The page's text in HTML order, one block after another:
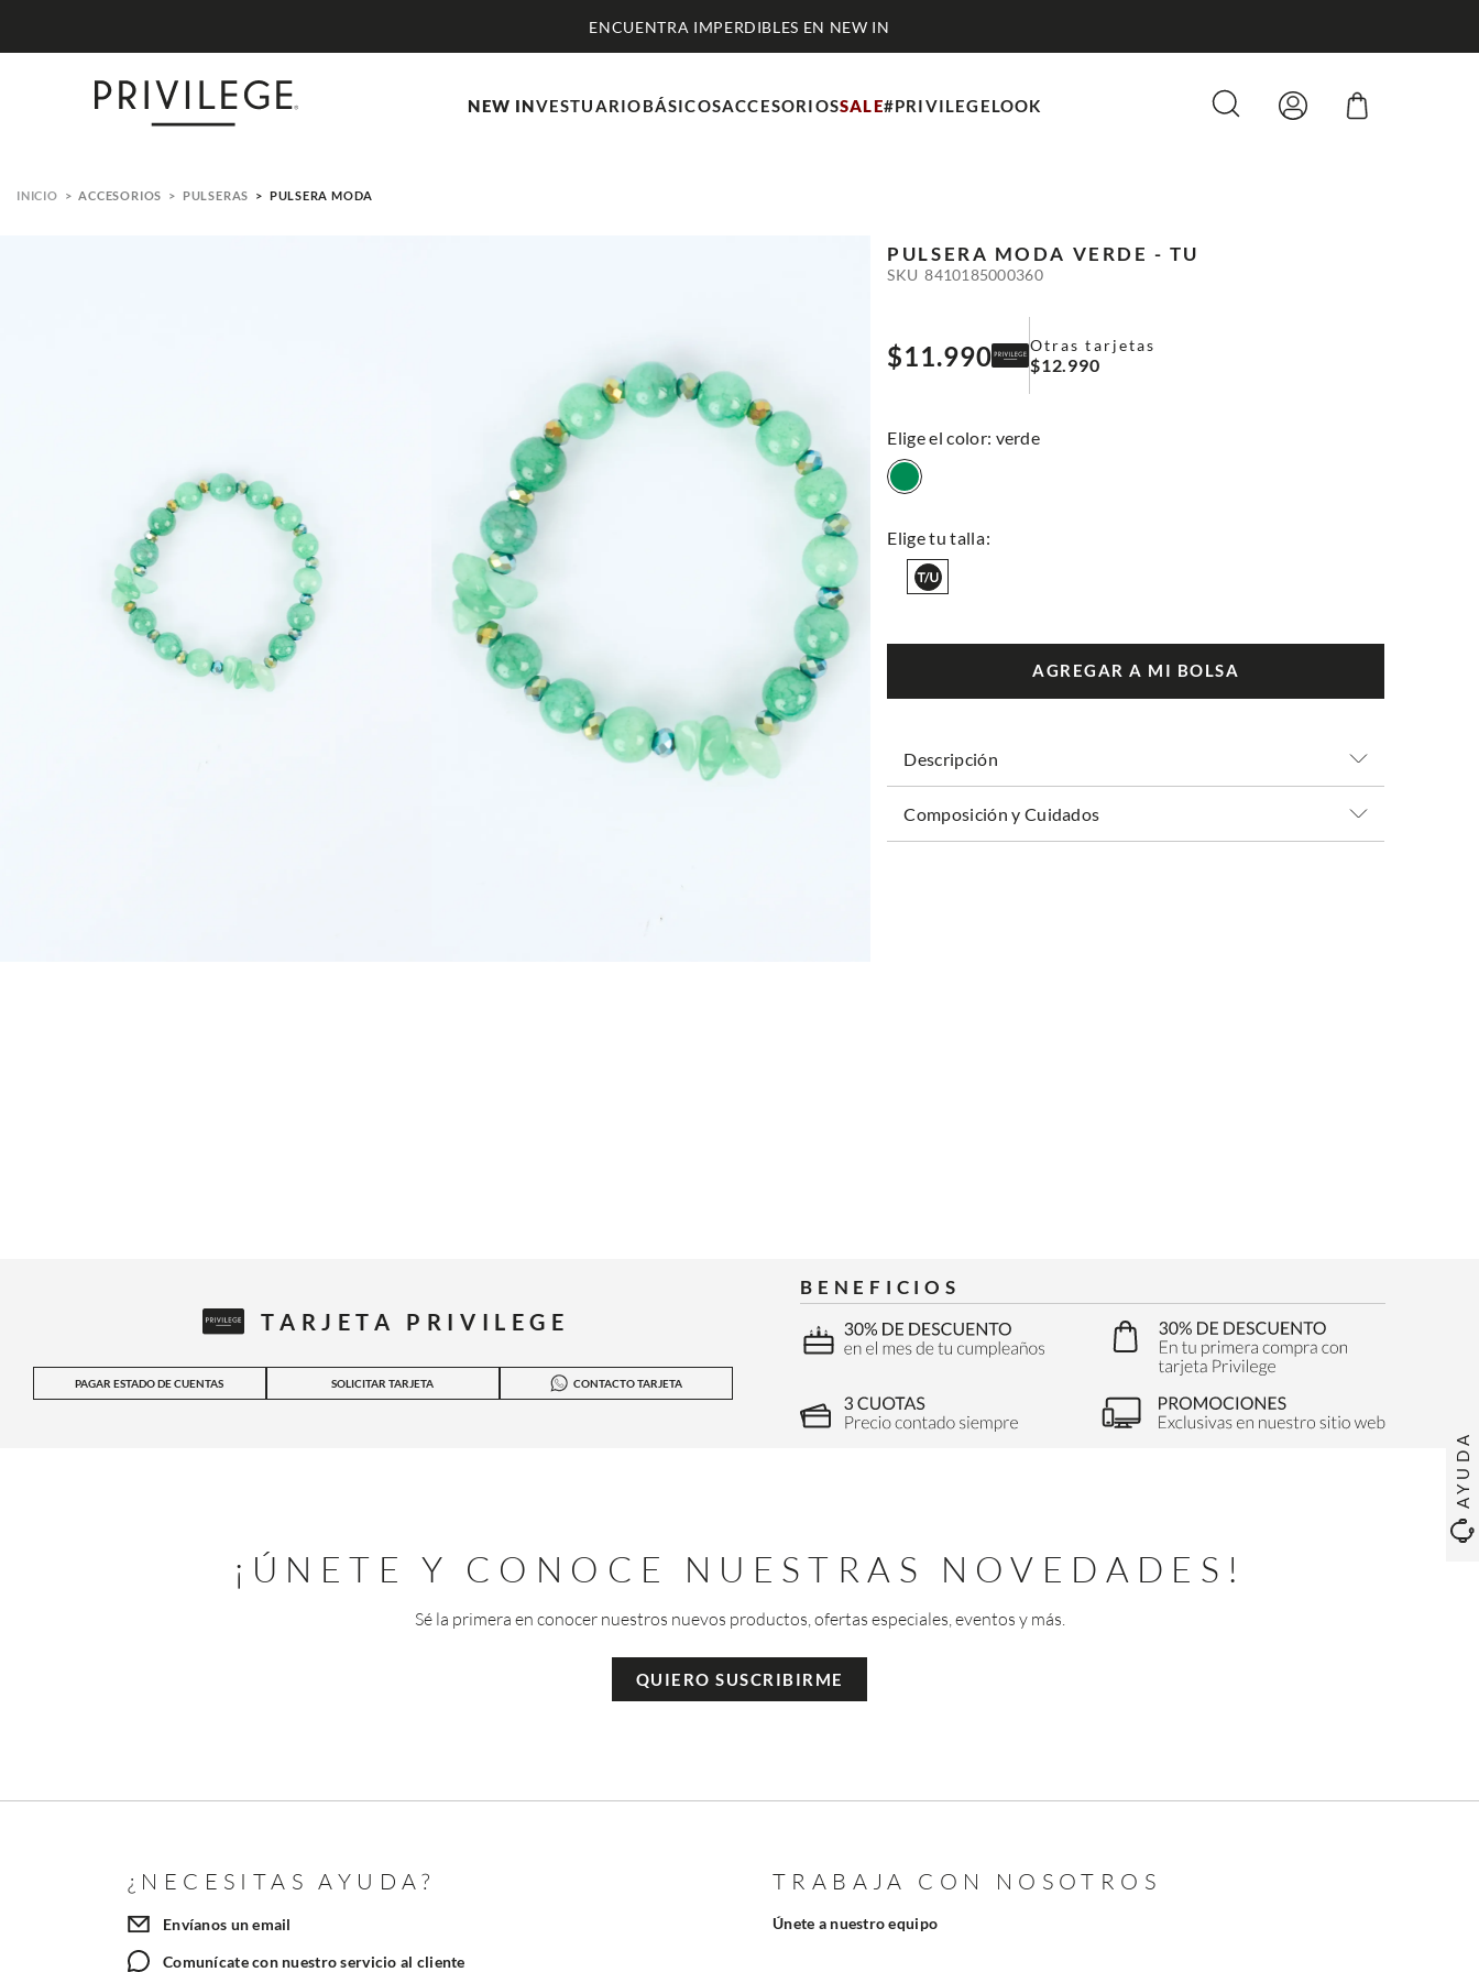
AYUDA
ENCUENTRA IMPERDIBLES EN NEW IN
NEW INVESTUARIOBÁSICOSACCESORIOSSALE#PRIVILEGELOOK
ACCESORIOS PULSERAS PULSERA MODA
PULSERA MODA VERDE - TU
SKU 8410185000360
$11.990 Otras tarjetas
$12.990
: verde
AGREGAR A MI BOLSA
Descripción
Composición y Cuidados
TARJETA PRIVILEGE
PAGAR ESTADO DE CUENTAS SOLICITAR TARJETA CONTACTO TARJETA
BENEFICIOS
¡ÚNETE Y CONOCE NUESTRAS NOVEDADES!
Sé la primera en conocer nuestros nuevos productos, ofertas especiales, eventos y más.
QUIERO SUSCRIBIRME
¿NECESITAS AYUDA?
Envíanos un email
Comunícate con nuestro servicio al cliente
TRABAJA CON NOSOTROS
Únete a nuestro equipo